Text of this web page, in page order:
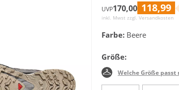
UVP170,00 118,99
inkl. Mwst zzgl. Versandkosten
Farbe: Beere
Größe:
Welche Größe passt